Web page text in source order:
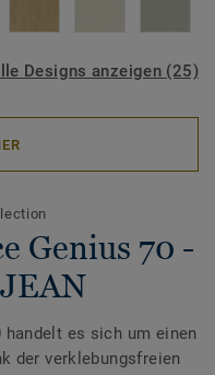
Designs anzeigen (25)
Genius 70 -
es sich um einen
der verklebungsfreien